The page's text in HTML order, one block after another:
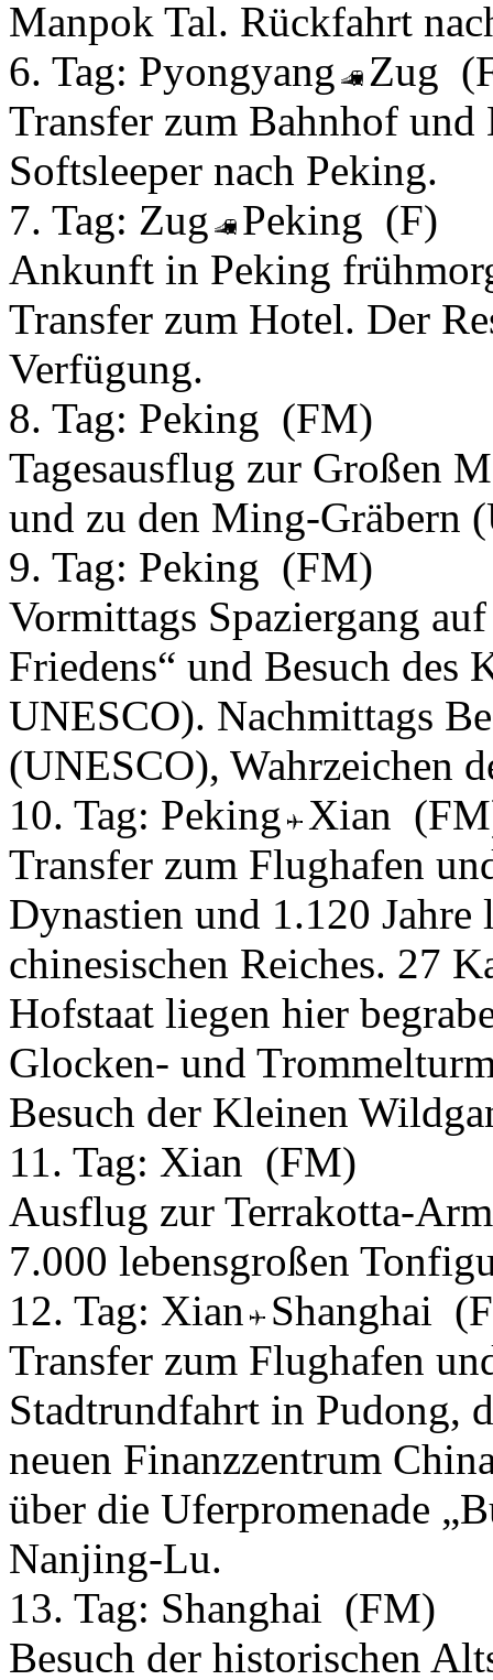
Manpok Tal. Rückfahrt
6. Tag: Pyongyang Zug
Transfer zum Bahnhof
Softsleeper nach Peking.
7. Tag: Zug Peking (F)
Ankunft in Peking
Transfer zum Hotel. Der
Verfügung.
8. Tag: Peking (FM)
Tagesausflug zur Großen
und zu den Ming-Gräbern
9. Tag: Peking (FM)
Vormittags Spaziergang
Friedens“ und Besuch des
UNESCO). Nachmittags
(UNESCO), Wahrzeichen
10. Tag: Peking Xian
Transfer zum Flughafen
Dynastien und 1.120
chinesischen Reiches. 27
Hofstaat liegen hier
Glocken- und
Besuch der Kleinen
11. Tag: Xian (FM)
Ausflug zur Terrakotta-
7.000 lebensgroßen
12. Tag: Xian Shanghai
Transfer zum Flughafen
Stadtrundfahrt in Pudong,
neuen Finanzzentrum
über die Uferpromenade
Nanjing-Lu.
13. Tag: Shanghai (FM)
Besuch der historischen